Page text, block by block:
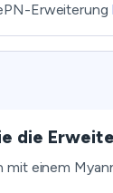
Erweiterung
die
mit einem